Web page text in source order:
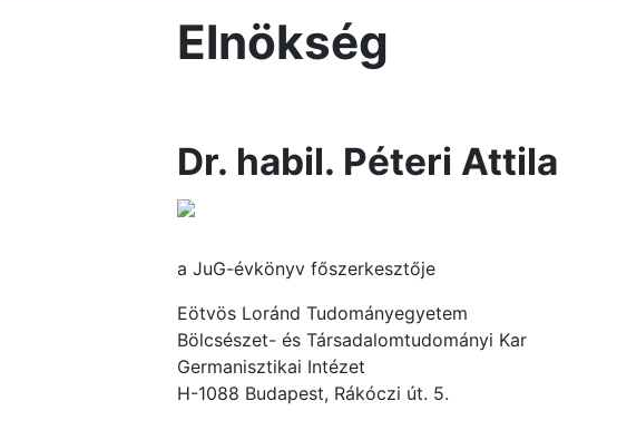
Elnökség
Dr. habil. Péteri Attila
a JuG-évkönyv főszerkesztője
Eötvös Loránd Tudományegyetem
Bölcsészet- és Társadalomtudományi Kar
Germanisztikai Intézet
H-1088 Budapest, Rákóczi út. 5.